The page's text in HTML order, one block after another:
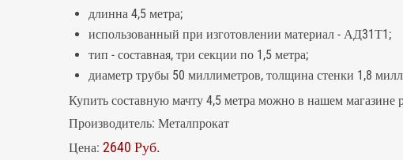
длинна 4,5 метра;
использованный при изготовлении материал - АД31Т1;
тип - составная, три секции по 1,5 метра;
диаметр трубы 50 миллиметров, толщина стенки 1,8
Купить составную мачту 4,5 метра можно в нашем магазине
Производитель: Металпрокат
Цена: 2640 Руб.